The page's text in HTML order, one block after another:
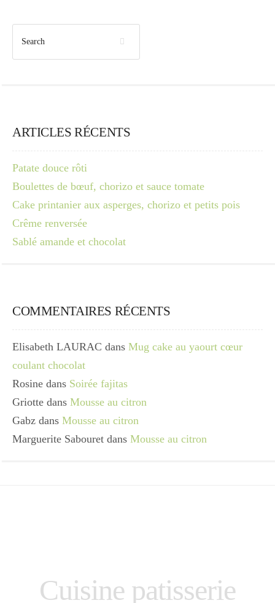
ARTICLES RÉCENTS
Patate douce rôti
Boulettes de bœuf, chorizo et sauce tomate
Cake printanier aux asperges, chorizo et petits pois
Crême renversée
Sablé amande et chocolat
COMMENTAIRES RÉCENTS
Elisabeth LAURAC dans Mug cake au yaourt cœur
coulant chocolat
Rosine dans Soirée fajitas
Griotte dans Mousse au citron
Gabz dans Mousse au citron
Marguerite Sabouret dans Mousse au citron
Cuisine patisserie